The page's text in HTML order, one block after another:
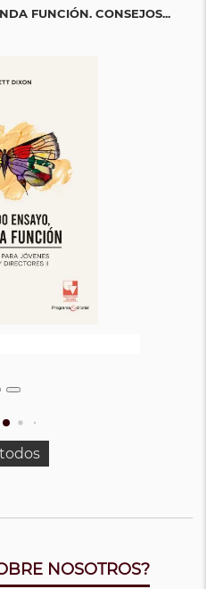
FUNCIÓN. CONSEJOS...
NOSOTROS?